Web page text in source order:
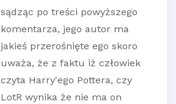
sądząc po treści powyższego
komentarza, jego autor ma
jakieś przerośnięte ego skoro
uważa, że z faktu iż człowiek
czyta Harry'ego Pottera, czy
LotR wynika że nie ma on